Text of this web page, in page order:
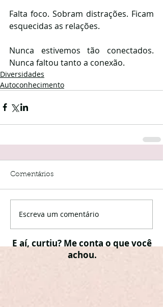
Falta foco. Sobram distrações. Ficam
esquecidas as relações.
Nunca estivemos tão conectados.
Nunca faltou tanto a conexão.
Diversidades
Autoconhecimento
Comentários
Escreva um comentário
E aí, curtiu? Me conta o que você
achou.